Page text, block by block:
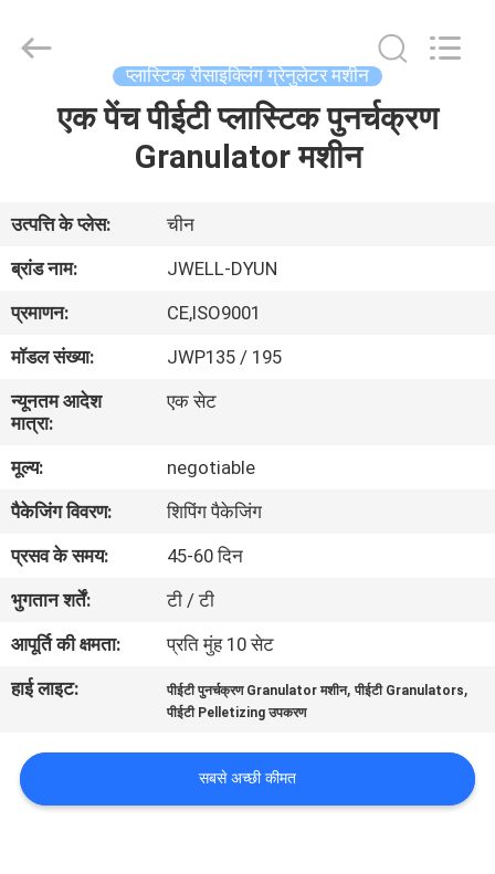
हमारे
बारे
कारखाना
गुणवत्ता
नियंत्रण
संपर्क
करें
मामलों
ENVIRONMENTAL
TECHNOLOGY
प्लास्टिक रीसाइक्लिंग ग्रेनुलेटर मशीन
एक पेंच पीईटी प्लास्टिक पुनर्चक्रण
Granulator मशीन
उत्पत्ति के प्लेस:
चीन
ब्रांड नाम:
JWELL-DYUN
प्रमाणन:
CE,ISO9001
मॉडल संख्या:
JWP135 / 195
न्यूनतम आदेश
मात्रा:
एक सेट
मूल्य:
negotiable
पैकेजिंग विवरण:
शिपिंग पैकेजिंग
प्रसव के समय:
45-60 दिन
भुगतान शर्तें:
टी / टी
आपूर्ति की क्षमता:
प्रति मुंह 10 सेट
हाई लाइट:
पीईटी पुनर्चक्रण Granulator मशीन,पीईटी Granulators,
पीईटी Pelletizing उपकरण
सबसे अच्छी कीमत